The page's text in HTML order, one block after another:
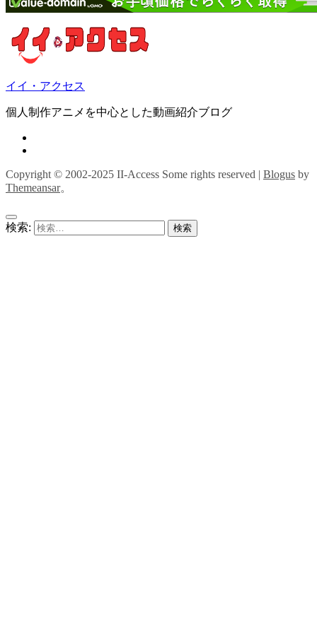
イイ・アクセス
個人制作アニメを中心とした動画紹介ブログ
Copyright © 2002-2025 II-Access Some rights reserved | Blogus by
Themeansar。
検索: